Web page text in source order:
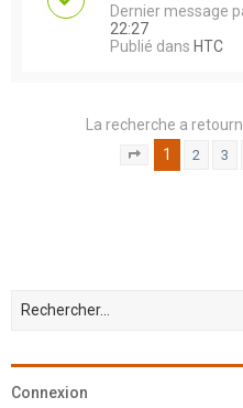
Dernier message
22:27
Publié dans HTC
La recherche a
Page sur 20
1 2 3
Connexion